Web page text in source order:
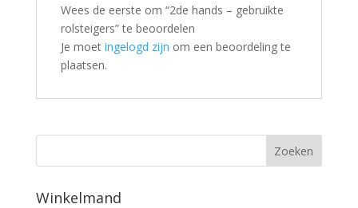
Wees de eerste om “2de hands – gebruikte
rolsteigers” te beoordelen
Je moet ingelogd zijn om een beoordeling te
plaatsen.
Winkelmand